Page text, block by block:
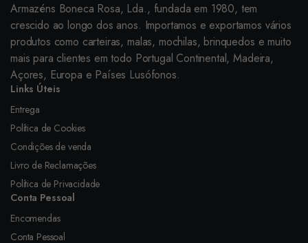
Armazéns Boneca Rosa, Lda., fundada em 1980, tem
crescido ao longo dos anos. Importamos e exportamos vários
produtos como carteiras, malas, mochilas, brinquedos e muito
mais para clientes em todo Portugal Continental, Madeira,
Açores, Europa e Países Lusófonos.
Links Úteis
Entrega
Política de Cookies
Condições de venda
Livro de Reclamações
Política de Privacidade
Conta Pessoal
Encomendas
Conta Pessoal